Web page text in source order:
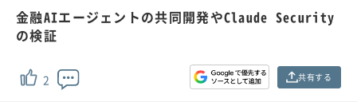
金融AIエージェントの共同開発やClaude Security
の検証
2 共有する